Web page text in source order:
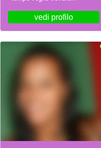
vedi profilo